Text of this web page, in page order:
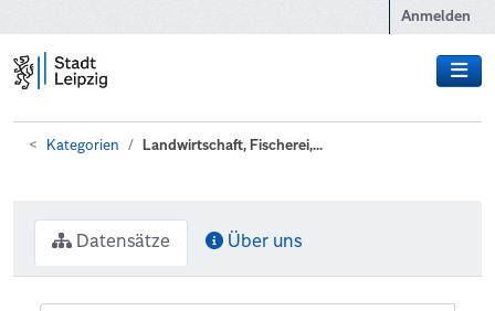
Anmelden
Kategorien Landwirtschaft, Fischerei,...
Datensätze Über uns